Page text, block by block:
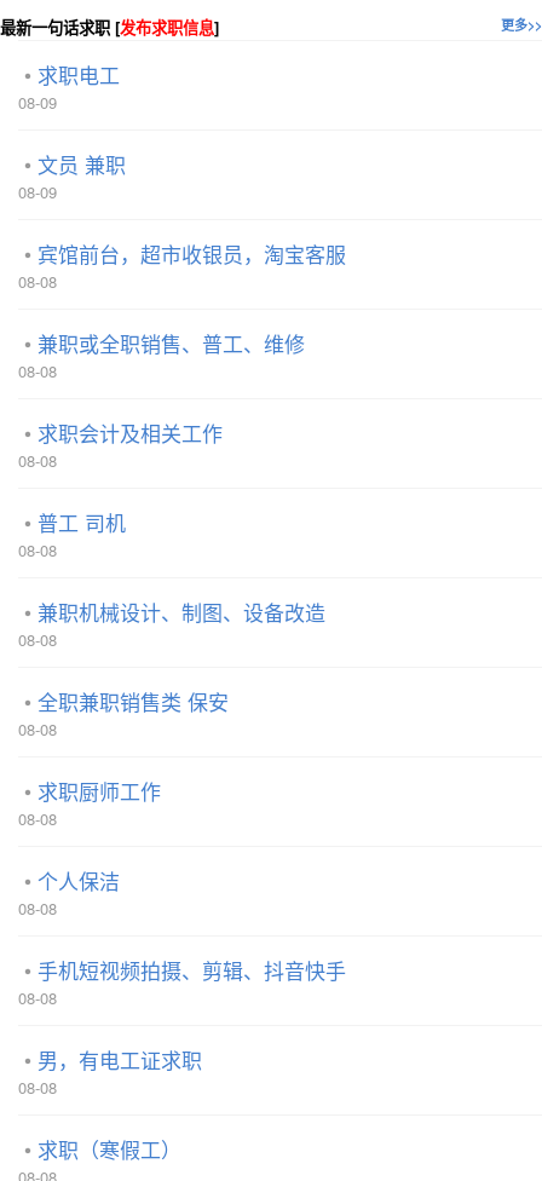
更多>>
最新一句话求职 [发布求职信息]
求职电工
08-09
文员 兼职
08-09
宾馆前台，超市收银员，淘宝客服
08-08
兼职或全职销售、普工、维修
08-08
求职会计及相关工作
08-08
普工 司机
08-08
兼职机械设计、制图、设备改造
08-08
全职兼职销售类 保安
08-08
求职厨师工作
08-08
个人保洁
08-08
手机短视频拍摄、剪辑、抖音快手
08-08
男，有电工证求职
08-08
求职（寒假工）